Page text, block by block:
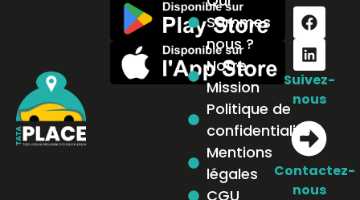
Sommes
nous ?
Notre
Mission
Politique de
confidentialité
Mentions
légales
CGU
Suivez-
nous
Contactez-
nous